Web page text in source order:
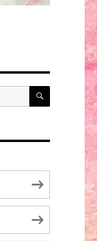
SZUKAJ